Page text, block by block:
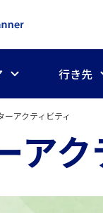
行き先
ーアクティビティ
アク